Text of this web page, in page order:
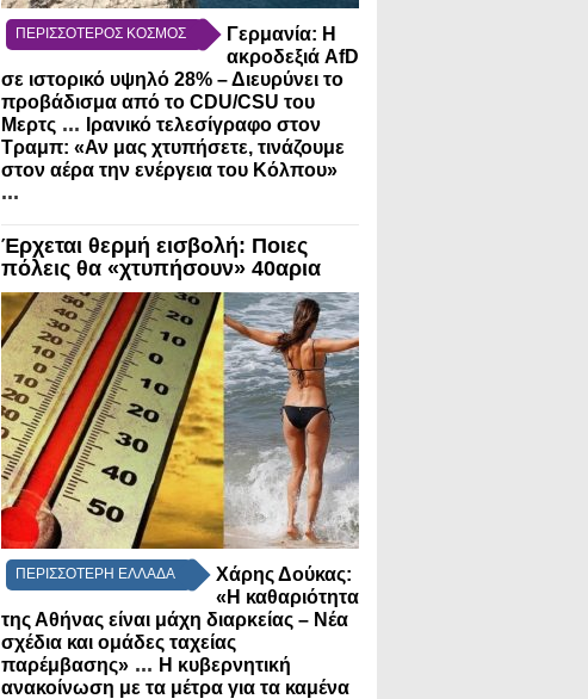
ΠΕΡΙΣΣΟΤΕΡΟΣ ΚΟΣΜΟΣ
Γερμανία: Η
ακροδεξιά AfD
σε ιστορικό υψηλό 28% – Διευρύνει το
προβάδισμα από το CDU/CSU του
Μερτς ...
Ιρανικό τελεσίγραφο στον
Τραμπ: «Αν μας χτυπήσετε, τινάζουμε
στον αέρα την ενέργεια του Κόλπου»
...
Έρχεται θερμή εισβολή: Ποιες
πόλεις θα «χτυπήσουν» 40αρια
ΠΕΡΙΣΣΟΤΕΡΗ ΕΛΛΑΔΑ
Χάρης Δούκας:
«Η καθαριότητα
της Αθήνας είναι μάχη διαρκείας – Νέα
σχέδια και ομάδες ταχείας
παρέμβασης» ... Η κυβερνητική
ανακοίνωση με τα μέτρα για τα καμένα